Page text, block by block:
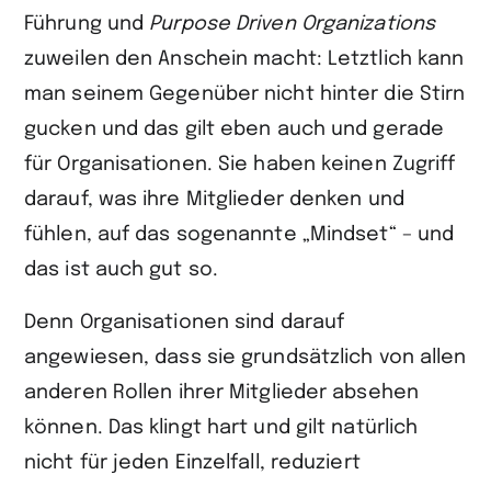
Führung und Purpose Driven Organizations
zuweilen den Anschein macht: Letztlich kann
man seinem Gegenüber nicht hinter die Stirn
gucken und das gilt eben auch und gerade
für Organisationen. Sie haben keinen Zugriff
darauf, was ihre Mitglieder denken und
fühlen, auf das sogenannte „Mindset“ – und
das ist auch gut so.
Denn Organisationen sind darauf
angewiesen, dass sie grundsätzlich von allen
anderen Rollen ihrer Mitglieder absehen
können. Das klingt hart und gilt natür­lich
nicht für jeden Einzelfall, reduziert